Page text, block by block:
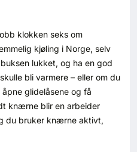
klokken seks om
kjøling i Norge, selv
lukket, og ha en god
bli varmere – eller om du
glidelåsene og få
knærne blir en arbeider
du bruker knærne aktivt,